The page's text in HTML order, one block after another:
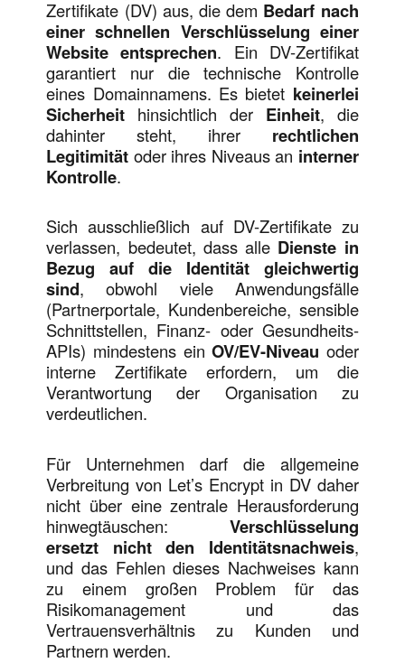
Zertifikate (DV) aus, die dem Bedarf nach
einer schnellen Verschlüsselung einer
Website entsprechen. Ein DV-Zertifikat
garantiert nur die technische Kontrolle
eines Domainnamens. Es bietet keinerlei
Sicherheit hinsichtlich der Einheit, die
dahinter steht, ihrer rechtlichen
Legitimität oder ihres Niveaus an interner
Kontrolle.
Sich ausschließlich auf DV-Zertifikate zu
verlassen, bedeutet, dass alle Dienste in
Bezug auf die Identität gleichwertig
sind, obwohl viele Anwendungsfälle
(Partnerportale, Kundenbereiche, sensible
Schnittstellen, Finanz- oder Gesundheits-
APIs) mindestens einOV/EV-Niveau oder
interne Zertifikate erfordern, um die
Verantwortung der Organisation zu
verdeutlichen.
Für Unternehmen darf die allgemeine
Verbreitung von Let’s Encrypt in DV daher
nicht über eine zentrale Herausforderung
hinwegtäuschen: Verschlüsselung
ersetzt nicht den Identitätsnachweis,
und das Fehlen dieses Nachweises kann
zu einem großen Problem für das
Risikomanagement und das
Vertrauensverhältnis zu Kunden und
Partnern werden.